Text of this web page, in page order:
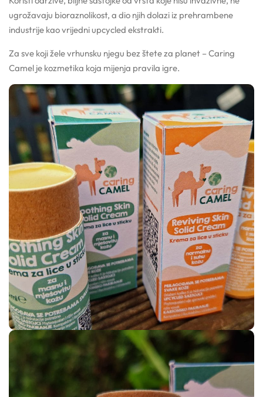
ugrožavaju bioraznolikost, a dio njih dolazi iz prehrambene
industrije kao vrijedni upcycled ekstrakti.
Za sve koji žele vrhunsku njegu bez štete za planet – Caring
Camel je kozmetika koja mijenja pravila igre.
Kozmetički mirisi
Macerati
Magnezij sulfati
Maslaci
Mica prahovi
Otapala
Pigmenti
Podloge
Pojačivači apsorpcije